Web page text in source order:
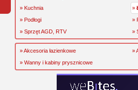
» Kuchnia
»
» Podłogi
»
» Sprzęt AGD, RTV
»
» Akcesoria łazienkowe
»
» Wanny i kabiny prysznicowe